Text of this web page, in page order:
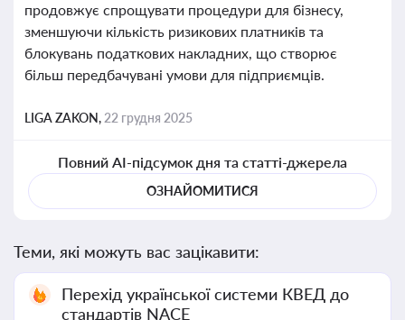
продовжує спрощувати процедури для бізнесу,
зменшуючи кількість ризикових платників та
блокувань податкових накладних, що створює
більш передбачувані умови для підприємців.
LIGA ZAKON, 22 грудня 2025
Повний AI-підсумок дня та статті-джерела
ОЗНАЙОМИТИСЯ
Теми, які можуть вас зацікавити:
Перехід української системи КВЕД до
стандартів NACE